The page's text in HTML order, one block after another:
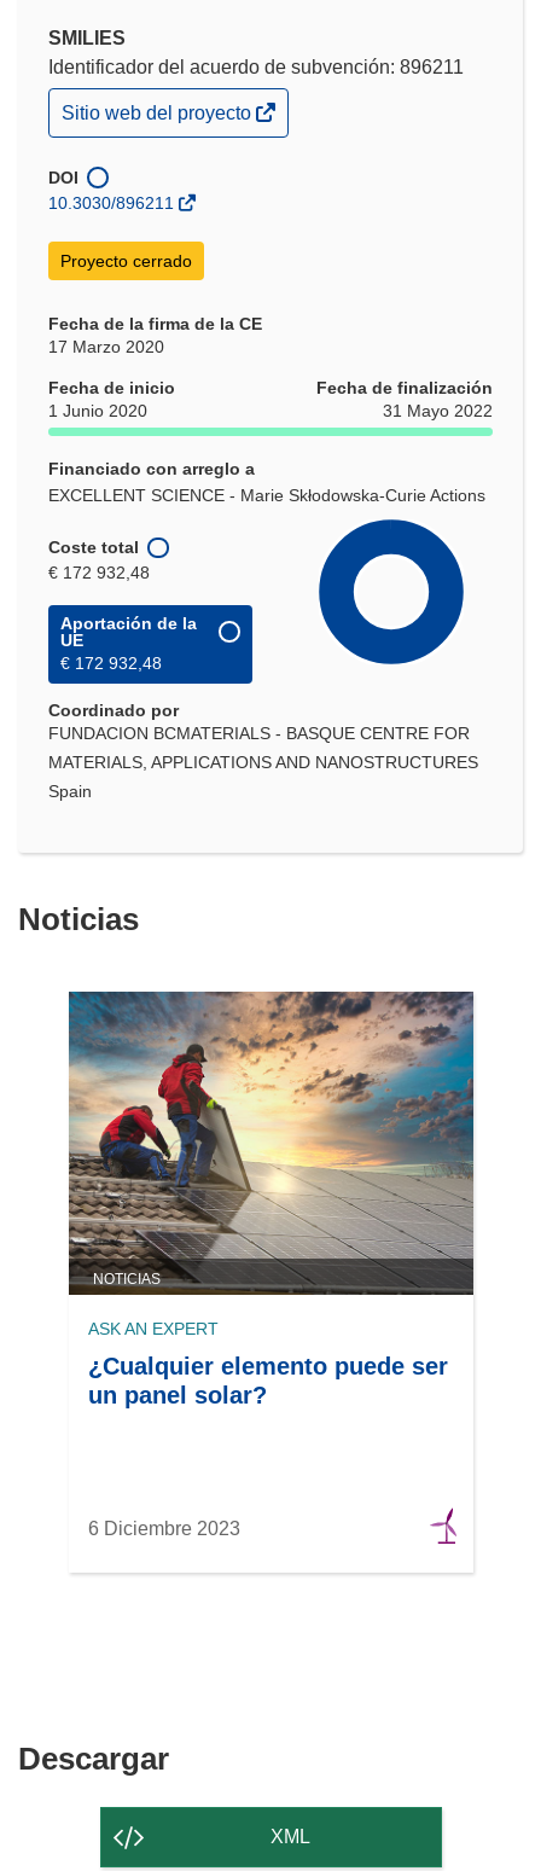
SMILIES
Identificador del acuerdo de subvención: 896211
(se
abrirá
una
nueva
Sitio web del proyecto
DOI
10.3030/896211
Proyecto cerrado
Fecha de la firma de la CE
17 Marzo 2020
Fecha de inicio
1 Junio 2020
Fecha de finalización
31 Mayo 2022
Financiado con arreglo a
EXCELLENT SCIENCE - Marie Skłodowska-Curie Actions
Coste total
€ 172 932,48
Aportación de la
UE
€ 172 932,48
Coordinado por
FUNDACION BCMATERIALS - BASQUE CENTRE FOR
MATERIALS, APPLICATIONS AND NANOSTRUCTURES
Spain
Noticias
NOTICIAS
ASK AN EXPERT
¿Cualquier elemento puede ser
un panel solar?
6 Diciembre 2023
DescargarDescargar
contenido
XML